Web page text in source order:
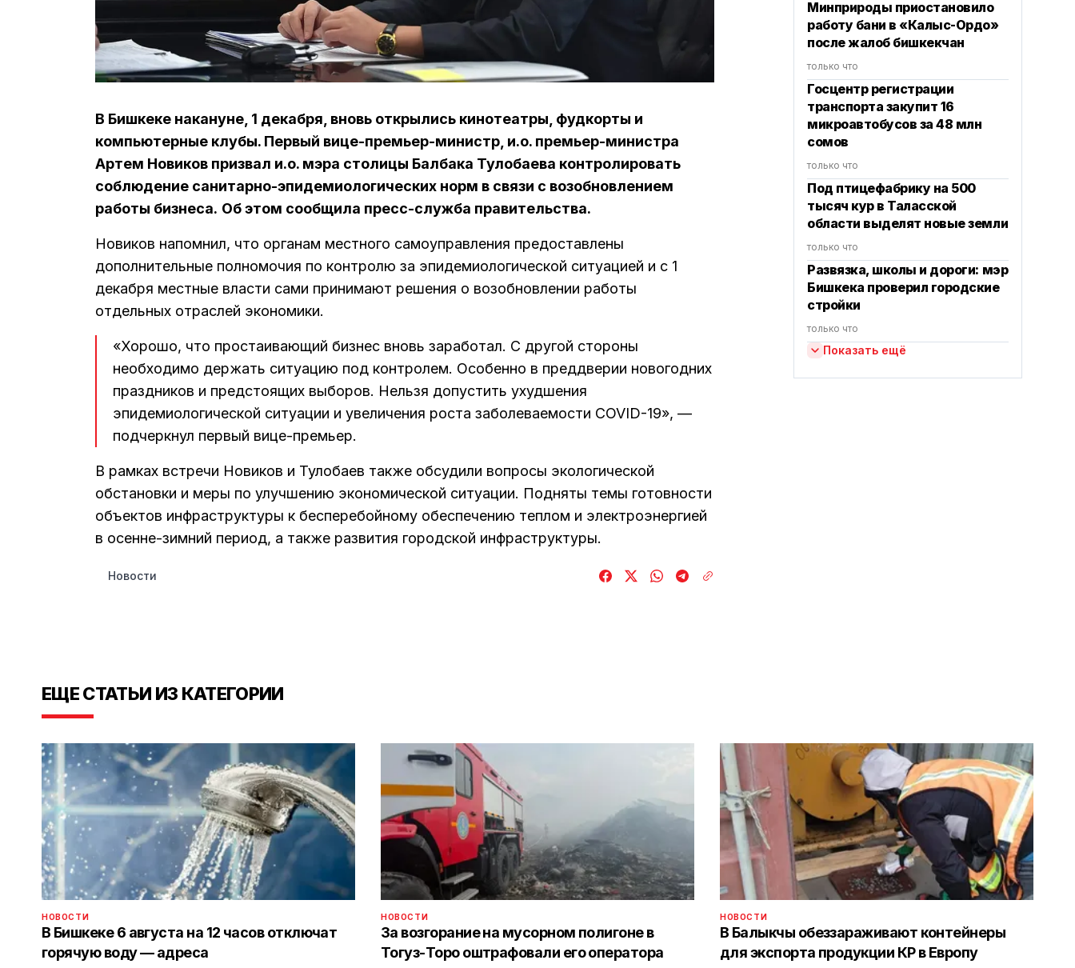
В Бишкеке накануне, 1 декабря, вновь открылись кинотеатры, фудкорты и
компьютерные клубы. Первый вице-премьер-министр, и.о. премьер-министра
Артем Новиков призвал и.о. мэра столицы Балбака Тулобаева контролировать
соблюдение санитарно-эпидемиологических норм в связи с возобновлением
работы бизнеса. Об этом сообщила пресс-служба правительства.
Новиков напомнил, что органам местного самоуправления предоставлены
дополнительные полномочия по контролю за эпидемиологической ситуацией и с 1
декабря местные власти сами принимают решения о возобновлении работы
отдельных отраслей экономики.
«Хорошо, что простаивающий бизнес вновь заработал. С другой стороны
необходимо держать ситуацию под контролем. Особенно в преддверии новогодних
праздников и предстоящих выборов. Нельзя допустить ухудшения
эпидемиологической ситуации и увеличения роста заболеваемости COVID-19», —
подчеркнул первый вице-премьер.
В рамках встречи Новиков и Тулобаев также обсудили вопросы экологической
обстановки и меры по улучшению экономической ситуации. Подняты темы готовности
объектов инфраструктуры к бесперебойному обеспечению теплом и электроэнергией
в осенне-зимний период, а также развития городской инфраструктуры.
Новости
Минприроды приостановило
работу бани в «Калыс-Ордо»
после жалоб бишкекчан
только что
Госцентр регистрации
транспорта закупит 16
микроавтобусов за 48 млн
сомов
только что
Под птицефабрику на 500
тысяч кур в Таласской
области выделят новые земли
только что
Развязка, школы и дороги: мэр
Бишкека проверил городские
стройки
только что
Показать ещё
ЕЩЕ СТАТЬИ ИЗ КАТЕГОРИИ
НОВОСТИ
В Бишкеке 6 августа на 12 часов отключат
горячую воду — адреса
НОВОСТИ
За возгорание на мусорном полигоне в
Тогуз-Торо оштрафовали его оператора
НОВОСТИ
В Балыкчы обеззараживают контейнеры
для экспорта продукции КР в Европу